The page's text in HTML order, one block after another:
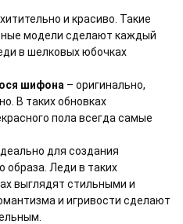
и красиво. Такие
модели сделают каждый
в шелковых юбочках
шифона – оригинально,
В таких обновках
пола всегда самые
для создания
образа. Леди в таких
выглядят стильными и
и игривости сделают